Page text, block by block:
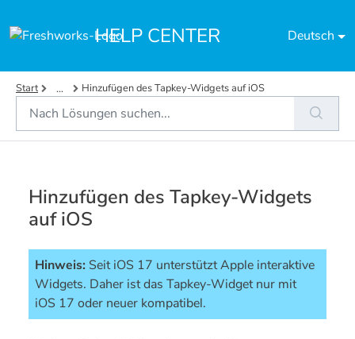
HELP CENTER Deutsch
Start ... Hinzufügen des Tapkey-Widgets auf iOS
Hinzufügen des Tapkey-Widgets
auf iOS
Hinweis: Seit iOS 17 unterstützt Apple interaktive
Widgets. Daher ist das Tapkey-Widget nur mit
iOS 17 oder neuer kompatibel.